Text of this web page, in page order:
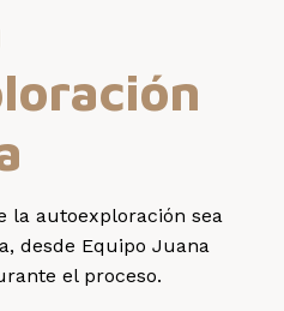
la autoexploración sea
desde Equipo Juana
el proceso.